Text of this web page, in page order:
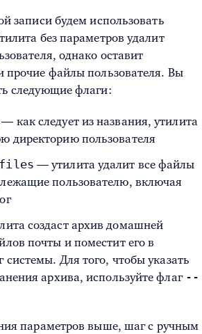
записи будем использовать
без параметров удалит
однако оставит
прочие файлы пользователя. Вы
следующие флаги:
— как следует из названия, утилита
директорию пользователя
files — утилита удалит все файлы
пользователю, включая
создаст архив домашней
почты и поместит его в
системы. Для того, чтобы указать
архива, используйте флаг --
параметров выше, шаг с ручным